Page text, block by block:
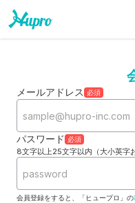
メールアドレス 必須
パスワード 必須
8文字以上25文字以内（大小英字
会員登録をすると、「ヒュープロ」の